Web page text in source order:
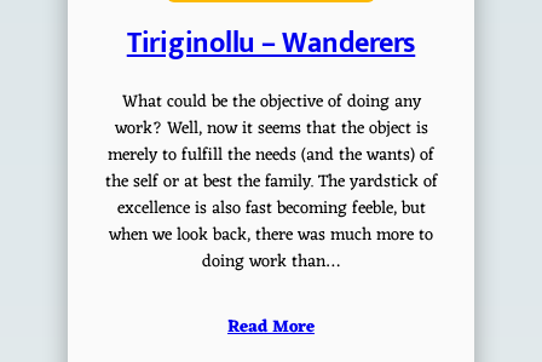
Tiriginollu – Wanderers
What could be the objective of doing any
work? Well, now it seems that the object is
merely to fulfill the needs (and the wants) of
the self or at best the family. The yardstick of
excellence is also fast becoming feeble, but
when we look back, there was much more to
doing work than…
Read More